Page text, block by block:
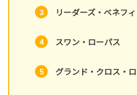
リーダーズ・ベネフ
スワン・ローパス
グランド・クロス・